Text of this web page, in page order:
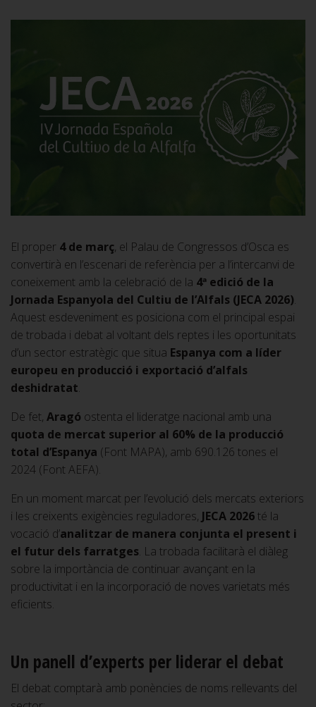
El proper 4 de març, el Palau de Congressos d’Osca es
convertirà en l’escenari de referència per a l’intercanvi de
coneixement amb la celebració de la 4ª edició de la
Jornada Espanyola del Cultiu de l’Alfals (JECA 2026).
Aquest esdeveniment es posiciona com el principal espai
de trobada i debat al voltant dels reptes i les oportunitats
d’un sector estratègic que situa Espanya com a líder
europeu en producció i exportació d’alfals
deshidratat.
De fet, Aragó ostenta el lideratge nacional amb una
quota de mercat superior al 60% de la producció
total d’Espanya (Font MAPA), amb 690.126 tones el
2024 (Font AEFA).
En un moment marcat per l’evolució dels mercats exteriors
i les creixents exigències reguladores, JECA 2026té la
vocació d’analitzar de manera conjunta el present i
el futur dels farratges. La trobada facilitarà el diàleg
sobre la importància de continuar avançant en la
productivitat i en la incorporació de noves varietats més
eficients.
Un panell d’experts per liderar el debat
El debat comptarà amb ponències de noms rellevants del